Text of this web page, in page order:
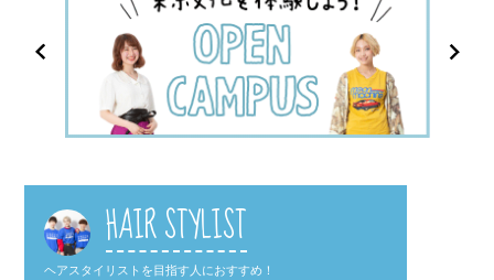
HAIR STYLIST
ヘアスタイリストを目指す人におすすめ！